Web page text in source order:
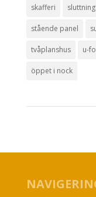
skafferi
stående panel
tvåplanshus u-
öppet i nock